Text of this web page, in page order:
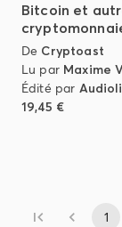
Bitcoin et
De Cryptoast
Lu par Maxime
Édité par
19,45 €
1